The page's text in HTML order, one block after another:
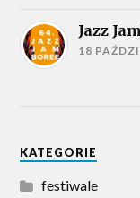
Jazz
18
KATEGORIE
festiwale